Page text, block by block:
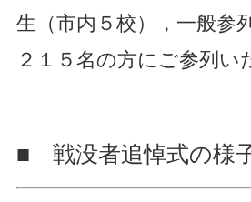
生（市内５校），一般参
２１５名の方にご参列い
■ 戦没者追悼式の様